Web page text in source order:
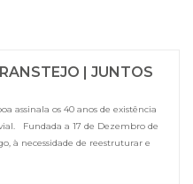
| JUNTOS
assinala os 40 anos de existência
Fundada a 17 de Dezembro de
à necessidade de reestruturar e
fluviais do Tejo. Ao longo das